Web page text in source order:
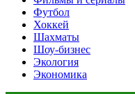
Футбол
Хоккей
Шахматы
Шоу-бизнес
Экология
Экономика